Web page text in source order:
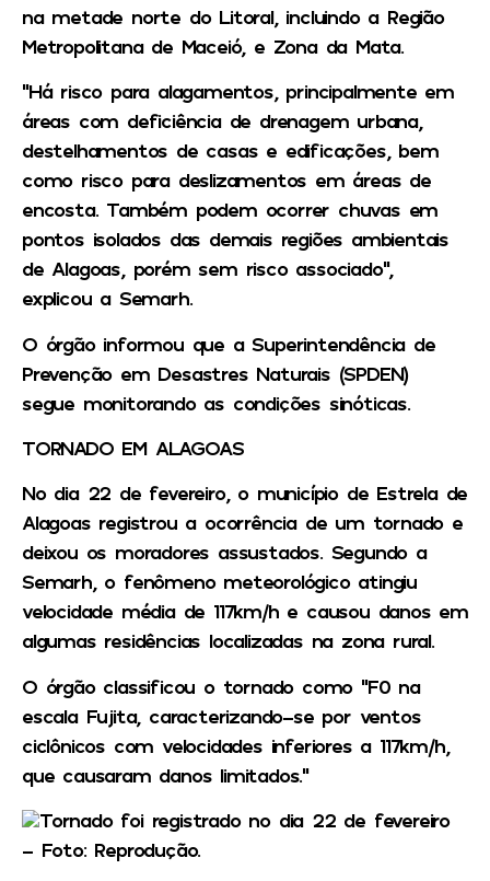
na metade norte do Litoral, incluindo a Região
Metropolitana de Maceió, e Zona da Mata.
“Há risco para alagamentos, principalmente em
áreas com deficiência de drenagem urbana,
destelhamentos de casas e edificações, bem
como risco para deslizamentos em áreas de
encosta. Também podem ocorrer chuvas em
pontos isolados das demais regiões ambientais
de Alagoas, porém sem risco associado”,
explicou a Semarh.
O órgão informou que a Superintendência de
Prevenção em Desastres Naturais (SPDEN)
segue monitorando as condições sinóticas.
TORNADO EM ALAGOAS
No dia 22 de fevereiro, o município de Estrela de
Alagoas registrou a ocorrência de um tornado e
deixou os moradores assustados. Segundo a
Semarh, o fenômeno meteorológico atingiu
velocidade média de 117km/h e causou danos em
algumas residências localizadas na zona rural.
O órgão classificou o tornado como “F0 na
escala Fujita, caracterizando-se por ventos
ciclônicos com velocidades inferiores a 117km/h,
que causaram danos limitados.”
Tornado foi registrado no dia 22 de fevereiro
– Foto: Reprodução.